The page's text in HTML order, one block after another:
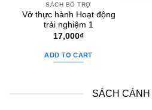
SÁCH BỔ TRỢ
Vở thực hành Hoạt động
trải nghiệm 1
17,000₫
ADD TO CART
SÁCH CÁNH